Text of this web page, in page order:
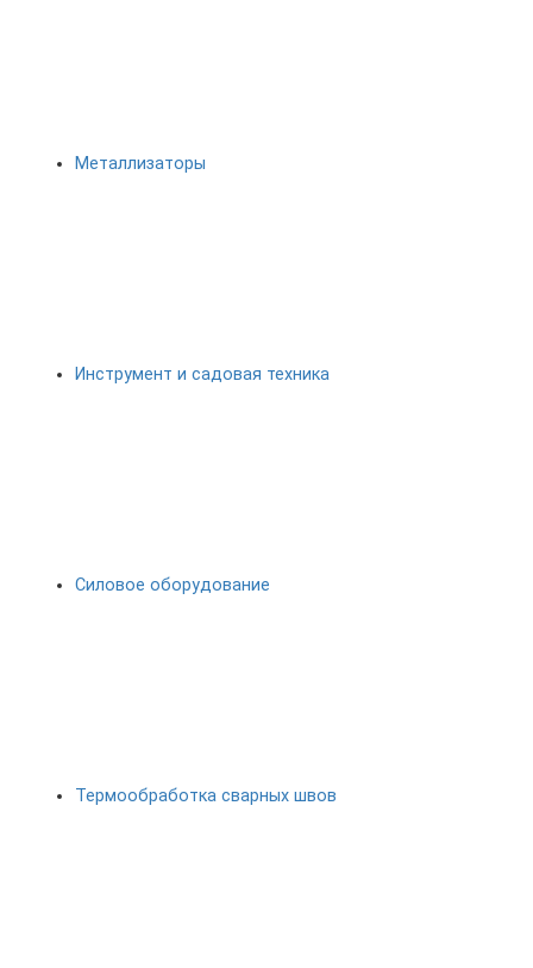
Металлизаторы
Инструмент и садовая техника
Силовое оборудование
Термообработка сварных швов